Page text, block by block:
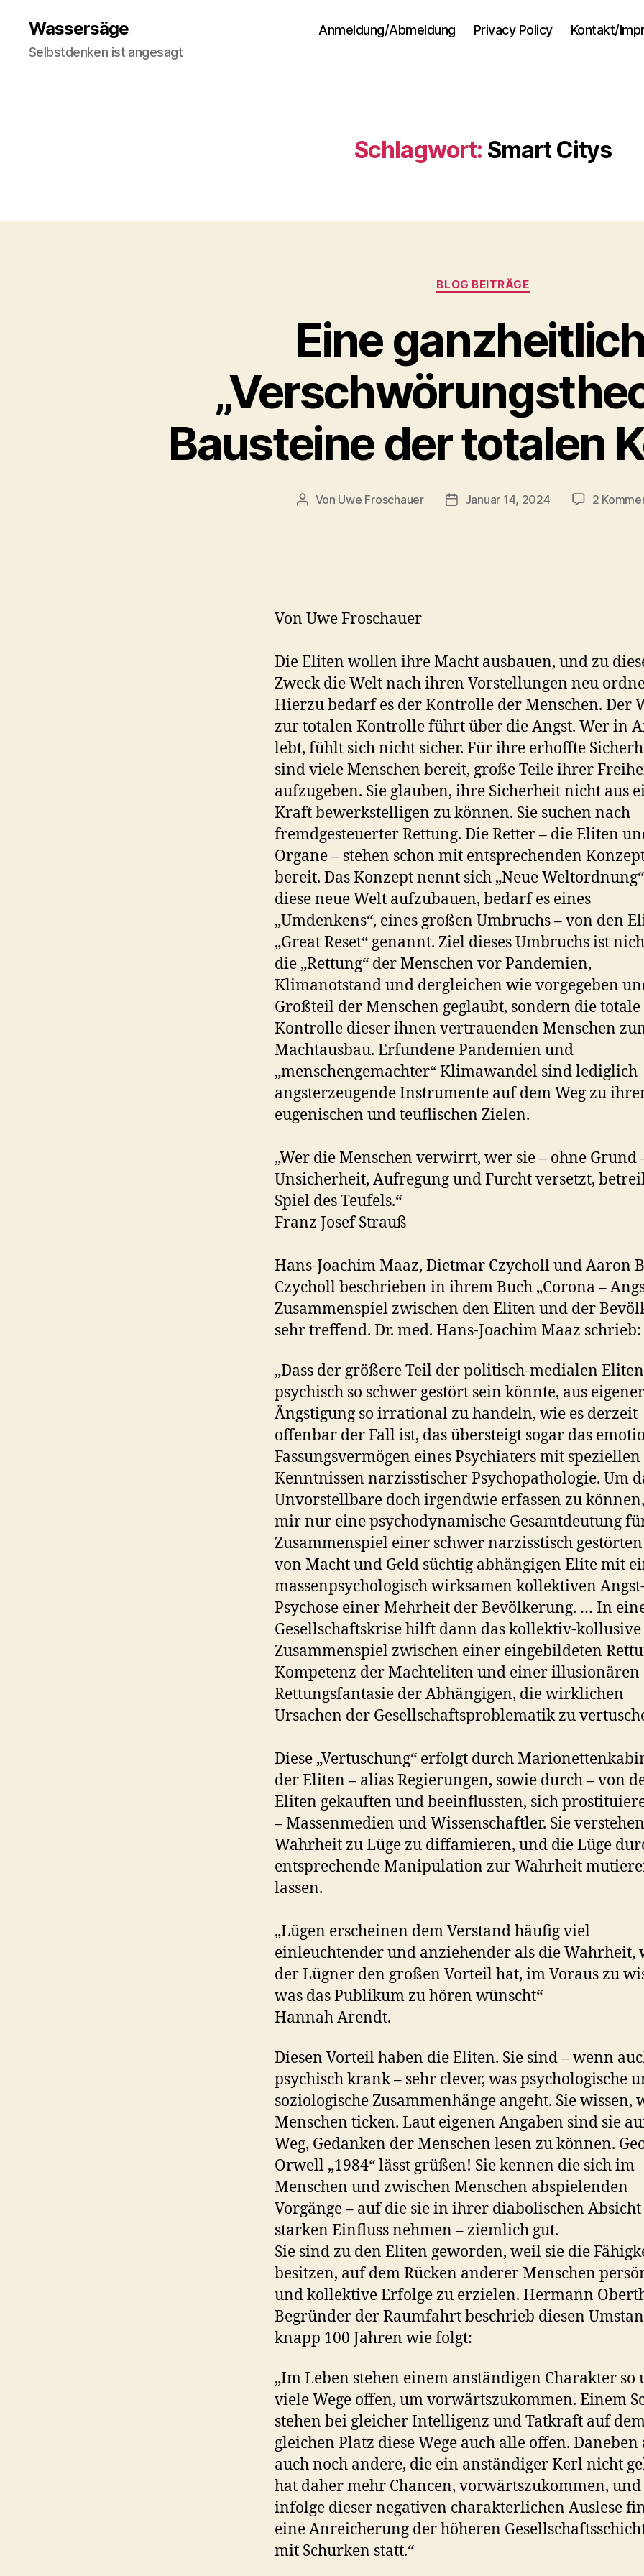
Wassersäge
Selbstdenken ist angesagt
Anmeldung/Abmeldung Privacy Policy Kontakt/
Schlagwort: Smart Citys
Kategorien
BLOG BEITRÄGE
Eine
Bausteine der totalen
Beitragsautor
Von Uwe Froschauer Beitragsdatum
Januar 14, 2024 2
Von Uwe Froschauer
Die Eliten wollen ihre Macht ausbauen, und zu
Zweck die Welt nach ihren Vorstellungen neu
Hierzu bedarf es der Kontrolle der Menschen. Der
zur totalen Kontrolle führt über die Angst. Wer in
lebt, fühlt sich nicht sicher. Für ihre erhoffte
sind viele Menschen bereit, große Teile ihrer
aufzugeben. Sie glauben, ihre Sicherheit nicht aus
Kraft bewerkstelligen zu können. Sie suchen nach
fremdgesteuerter Rettung. Die Retter – die Eliten
Organe – stehen schon mit entsprechenden
bereit. Das Konzept nennt sich „Neue
diese neue Welt aufzubauen, bedarf es eines
„Umdenkens“, eines großen Umbruchs – von den
„Great Reset“ genannt. Ziel dieses Umbruchs ist
die „Rettung“ der Menschen vor Pandemien,
Klimanotstand und dergleichen wie vorgegeben
Großteil der Menschen geglaubt, sondern die totale
Kontrolle dieser ihnen vertrauenden Menschen
Machtausbau. Erfundene Pandemien und
„menschengemachter“ Klimawandel sind lediglich
angsterzeugende Instrumente auf dem Weg zu
eugenischen und teuflischen Zielen.
„Wer die Menschen verwirrt, wer sie – ohne Grund
Unsicherheit, Aufregung und Furcht versetzt,
Spiel des Teufels.“
Franz Josef Strauß
Hans-Joachim Maaz, Dietmar Czycholl und Aaron
Czycholl beschrieben in ihrem Buch „Corona –
Zusammenspiel zwischen den Eliten und der
sehr treffend. Dr. med. Hans-Joachim Maaz schrieb:
„Dass der größere Teil der politisch-medialen Eliten
psychisch so schwer gestört sein könnte, aus eigener
Ängstigung so irrational zu handeln, wie es derzeit
offenbar der Fall ist, das übersteigt sogar das
Fassungsvermögen eines Psychiaters mit speziellen
Kenntnissen narzisstischer Psychopathologie. Um
Unvorstellbare doch irgendwie erfassen zu
mir nur eine psychodynamische Gesamtdeutung
Zusammenspiel einer schwer narzisstisch
von Macht und Geld süchtig abhängigen Elite mit
massenpsychologisch wirksamen kollektiven Angst-
Psychose einer Mehrheit der Bevölkerung. … In
Gesellschaftskrise hilft dann das kollektiv-kollusive
Zusammenspiel zwischen einer eingebildeten
Kompetenz der Machteliten und einer illusionären
Rettungsfantasie der Abhängigen, die wirklichen
Ursachen der Gesellschaftsproblematik zu
Diese „Vertuschung“ erfolgt durch
der Eliten – alias Regierungen, sowie durch – von
Eliten gekauften und beeinflussten, sich
– Massenmedien und Wissenschaftler. Sie
Wahrheit zu Lüge zu diffamieren, und die Lüge
entsprechende Manipulation zur Wahrheit
lassen.
„Lügen erscheinen dem Verstand häufig viel
einleuchtender und anziehender als die Wahrheit,
der Lügner den großen Vorteil hat, im Voraus zu
was das Publikum zu hören wünscht“
Hannah Arendt.
Diesen Vorteil haben die Eliten. Sie sind – wenn
psychisch krank – sehr clever, was psychologische
soziologische Zusammenhänge angeht. Sie wissen,
Menschen ticken. Laut eigenen Angaben sind sie
Weg, Gedanken der Menschen lesen zu können.
Orwell „1984“ lässt grüßen! Sie kennen die sich im
Menschen und zwischen Menschen abspielenden
Vorgänge – auf die sie in ihrer diabolischen Absicht
starken Einfluss nehmen – ziemlich gut.
Sie sind zu den Eliten geworden, weil sie die
besitzen, auf dem Rücken anderer Menschen
und kollektive Erfolge zu erzielen. Hermann
Begründer der Raumfahrt beschrieb diesen
knapp 100 Jahren wie folgt:
„Im Leben stehen einem anständigen Charakter so
viele Wege offen, um vorwärtszukommen. Einem
stehen bei gleicher Intelligenz und Tatkraft auf
gleichen Platz diese Wege auch alle offen. Daneben
auch noch andere, die ein anständiger Kerl nicht
hat daher mehr Chancen, vorwärtszukommen, und
infolge dieser negativen charakterlichen Auslese
eine Anreicherung der höheren
mit Schurken statt.“